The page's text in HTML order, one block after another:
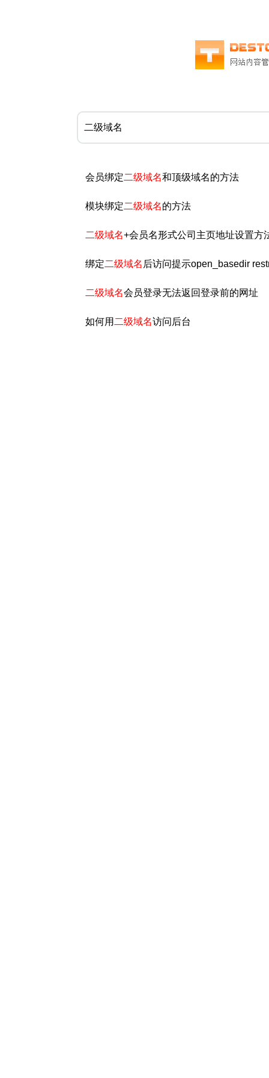
会员绑定二级域名和顶级域名的方法
模块绑定二级域名的方法
二级域名+会员名形式公司主页地址设置方
绑定二级域名 后访问提示open_basedir
二级域名会员登录无法返回登录前的网址
如何用 二级域名访问后台